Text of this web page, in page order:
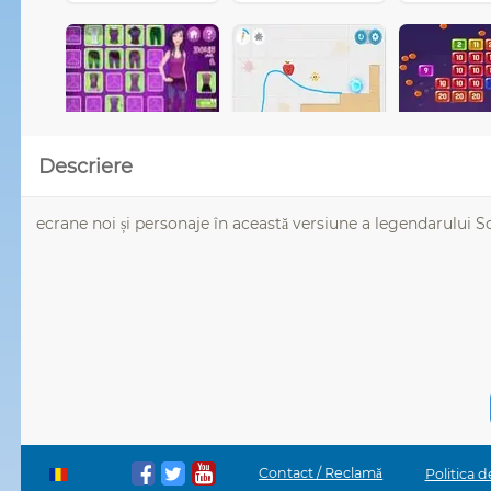
Descriere
ecrane noi și personaje în această versiune a legendarului
Contact / Reclamă Politica